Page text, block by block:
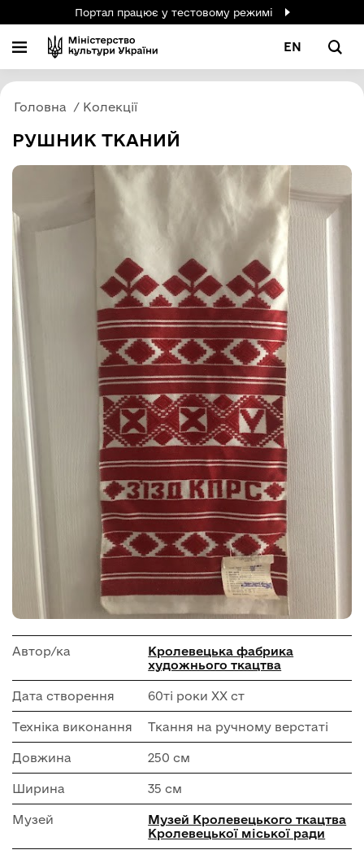
Портал працює у тестовому режимі
EN
Головна Колекції
РУШНИК ТКАНИЙ
Автор/ка
Кролевецька фабрика
художнього ткацтва
Дата створення 60ті роки ХХ ст
Техніка виконання Ткання на ручному верстаті
Довжина 250 см
Ширина 35 см
Музей
Музей Кролевецького ткацтва
Кролевецької міської ради